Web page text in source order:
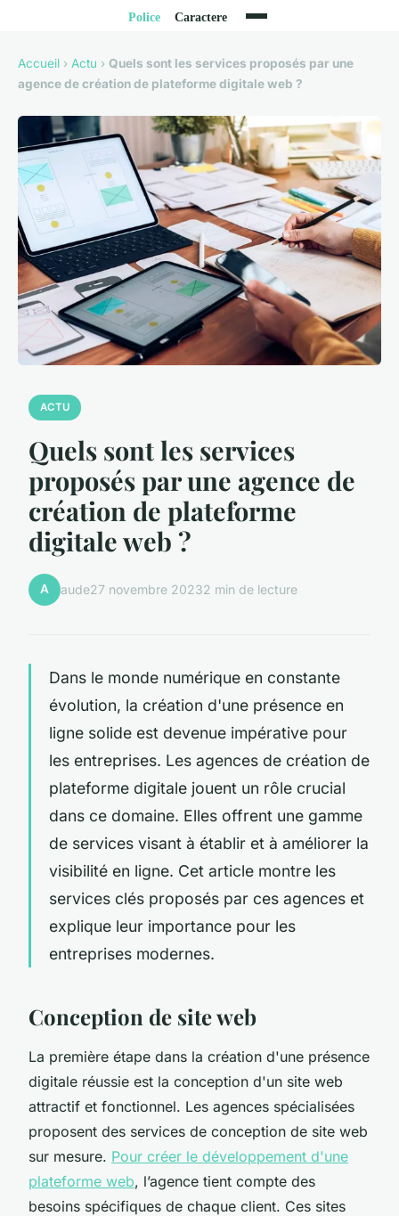
Accueil › Actu › Quels sont les services proposés par une
agence de création de plateforme digitale web ?
ACTU
Quels sont les services
proposés par une agence de
création de plateforme
digitale web ?
A aude27 novembre 20232 min de lecture
Dans le monde numérique en constante
évolution, la création d'une présence en
ligne solide est devenue impérative pour
les entreprises. Les agences de création de
plateforme digitale jouent un rôle crucial
dans ce domaine. Elles offrent une gamme
de services visant à établir et à améliorer la
visibilité en ligne. Cet article montre les
services clés proposés par ces agences et
explique leur importance pour les
entreprises modernes.
Conception de site web
La première étape dans la création d'une présence
digitale réussie est la conception d'un site web
attractif et fonctionnel. Les agences spécialisées
proposent des services de conception de site web
sur mesure. Pour créer le développement d'une
plateforme web, l’agence tient compte des
besoins spécifiques de chaque client. Ces sites